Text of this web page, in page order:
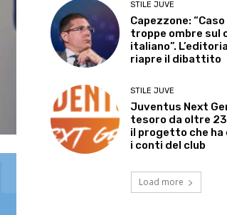
STILE JUVE
Capezzone:
troppe ombre sul
italiano”.
riapre il dibattito
STILE JUVE
Juventus Next
tesoro da oltre
il progetto che ha
i conti del club
Load more